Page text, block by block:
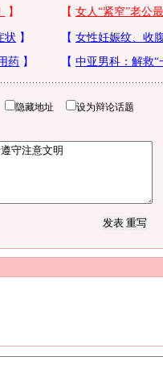
隐藏地址 设为辩论话题